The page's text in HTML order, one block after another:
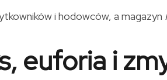
i hodowców, a magazyn
euforia i